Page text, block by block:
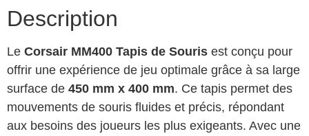
Description
Le Corsair MM400 Tapis de Souris est conçu pour
offrir une expérience de jeu optimale grâce à sa large
surface de 450 mm x 400 mm. Ce tapis permet des
mouvements de souris fluides et précis, répondant
aux besoins des joueurs les plus exigeants. Avec une